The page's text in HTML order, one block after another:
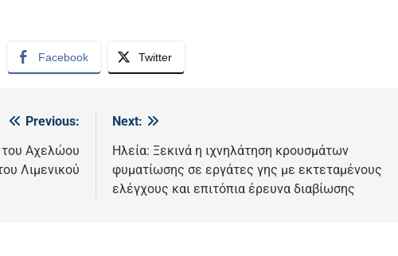
Facebook Twitter
Previous:
του Αχελώου
Λιμενικού
Next:
Ηλεία: Ξεκινά η ιχνηλάτηση κρουσμάτων
φυματίωσης σε εργάτες γης με εκτεταμένους
ελέγχους και επιτόπια έρευνα διαβίωσης
στο